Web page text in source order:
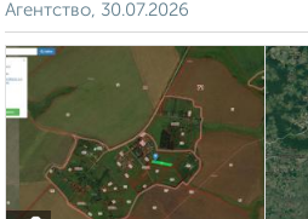
Агентство, 30.07.2026